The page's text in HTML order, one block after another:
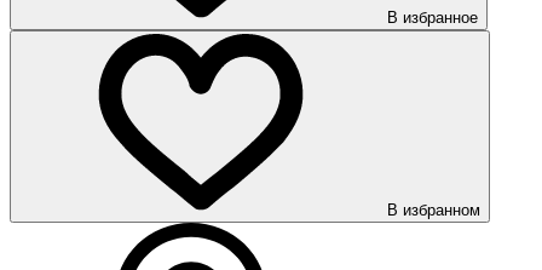
В избранное
В избранном